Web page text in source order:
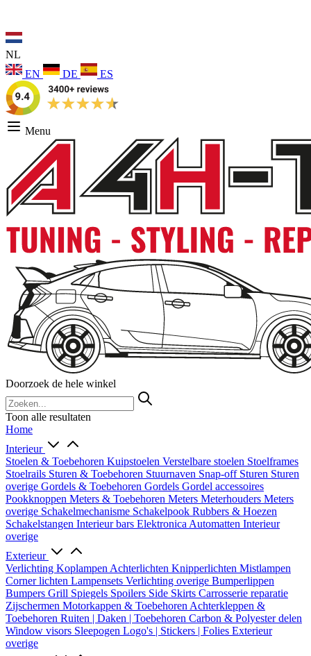
NL
EN
DE ES
Menu
Doorzoek de hele winkel
Toon alle resultaten
Home
Interieur
Stoelen & Toebehoren Kuipstoelen Verstelbare stoelen Stoelframes
Stoelrails Sturen & Toebehoren Stuurnaven Snap-off Sturen Sturen
overige Gordels & Toebehoren Gordels Gordel accessoires
Pookknoppen Meters & Toebehoren Meters Meterhouders Meters
overige Schakelmechanisme Schakelpook Rubbers & Hoezen
Schakelstangen Interieur bars Elektronica Automatten Interieur
overige
Exterieur
Verlichting Koplampen Achterlichten Knipperlichten Mistlampen
Corner lichten Lampensets Verlichting overige Bumperlippen
Bumpers Grill Spiegels Spoilers Side Skirts Carrosserie reparatie
Zijschermen Motorkappen & Toebehoren Achterkleppen &
Toebehoren Ruiten | Daken | Toebehoren Carbon & Polyester delen
Window visors Sleepogen Logo's | Stickers | Folies Exterieur
overige